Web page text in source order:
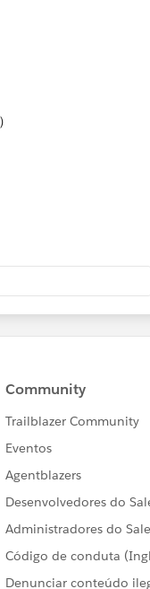
ができます。
を全く使わないビジュ